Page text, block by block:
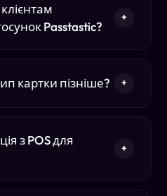
Passtastic?
+
картки пізніше? +
з POS для
+